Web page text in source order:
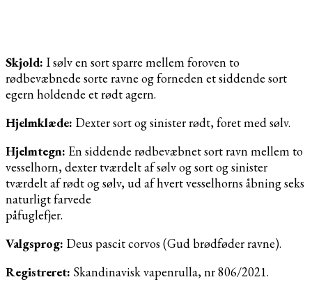
Skjold: I sølv en sort sparre mellem foroven to
rødbevæbnede sorte ravne og forneden et siddende sort
egern holdende et rødt agern.
Hjelmklæde: Dexter sort og sinister rødt, foret med sølv.
Hjelmtegn: En siddende rødbevæbnet sort ravn mellem to
vesselhorn, dexter tværdelt af sølv og sort og sinister
tværdelt af rødt og sølv, ud af hvert vesselhorns åbning seks
naturligt farvede
påfuglefjer.
Valgsprog: Deus pascit corvos (Gud brødføder ravne).
Registreret: Skandinavisk vapenrulla, nr 806/2021.